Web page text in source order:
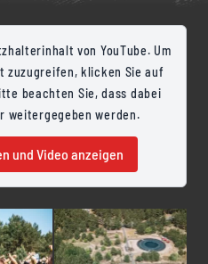
von YouTube. Um
zuzugreifen, klicken Sie auf
beachten Sie, dass dabei
weitergegeben werden.
und Video anzeigen